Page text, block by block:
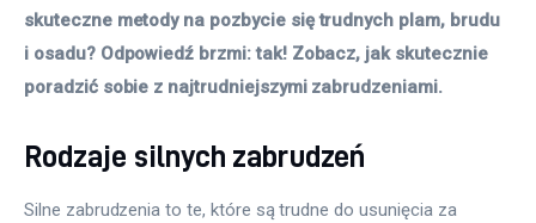
skuteczne metody na pozbycie się trudnych plam, brudu
i osadu? Odpowiedź brzmi: tak! Zobacz, jak skutecznie
poradzić sobie z najtrudniejszymi zabrudzeniami.
Rodzaje silnych zabrudzeń
Silne zabrudzenia to te, które są trudne do usunięcia za